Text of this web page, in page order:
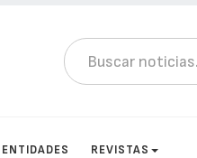
ENTIDADES REVISTAS